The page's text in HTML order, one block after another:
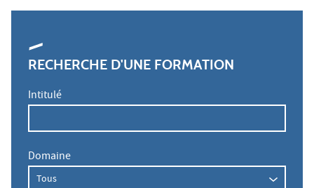
RECHERCHE D'UNE FORMATION
Intitulé
Domaine